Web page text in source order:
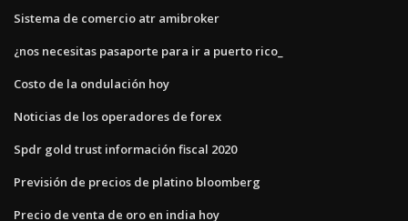
Sistema de comercio atr amibroker
¿nos necesitas pasaporte para ir a puerto rico_
Costo de la ondulación hoy
Noticias de los operadores de forex
Spdr gold trust información fiscal 2020
Previsión de precios de platino bloomberg
Precio de venta de oro en india hoy